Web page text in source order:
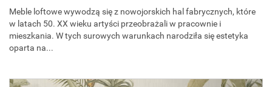
Meble loftowe wywodzą się z nowojorskich hal fabrycznych, które
w latach 50. XX wieku artyści przeobrażali w pracownie i
mieszkania. W tych surowych warunkach narodziła się estetyka
oparta na...